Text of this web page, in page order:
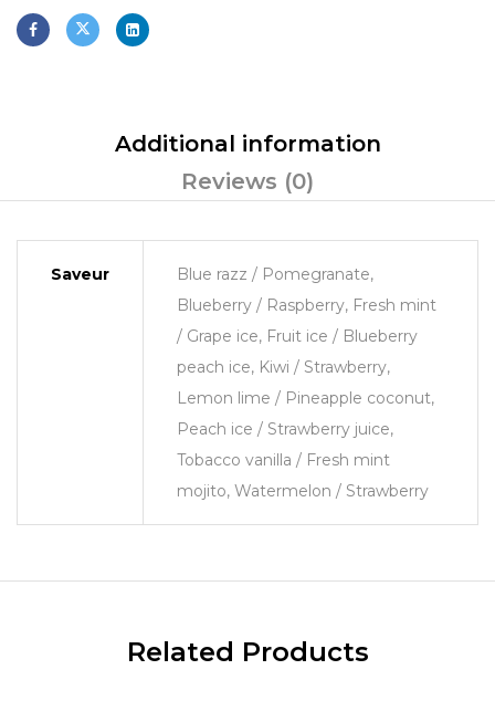
Additional information
Reviews (0)
Saveur
Blue razz / Pomegranate,
Blueberry / Raspberry, Fresh mint
/ Grape ice, Fruit ice / Blueberry
peach ice, Kiwi / Strawberry,
Lemon lime / Pineapple coconut,
Peach ice / Strawberry juice,
Tobacco vanilla / Fresh mint
mojito, Watermelon / Strawberry
Related Products